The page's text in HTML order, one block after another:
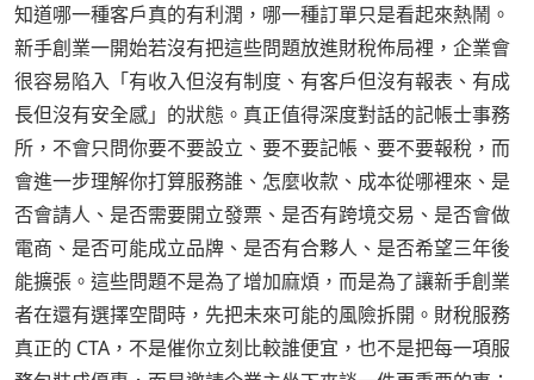
知道哪一種客戶真的有利潤，哪一種訂單只是看起來熱鬧。
新手創業一開始若沒有把這些問題放進財稅佈局裡，企業會
很容易陷入「有收入但沒有制度、有客戶但沒有報表、有成
長但沒有安全感」的狀態。真正值得深度對話的記帳士事務
所，不會只問你要不要設立、要不要記帳、要不要報稅，而
會進一步理解你打算服務誰、怎麼收款、成本從哪裡來、是
否會請人、是否需要開立發票、是否有跨境交易、是否會做
電商、是否可能成立品牌、是否有合夥人、是否希望三年後
能擴張。這些問題不是為了增加麻煩，而是為了讓新手創業
者在還有選擇空間時，先把未來可能的風險拆開。財稅服務
真正的 CTA，不是催你立刻比較誰便宜，也不是把每一項服